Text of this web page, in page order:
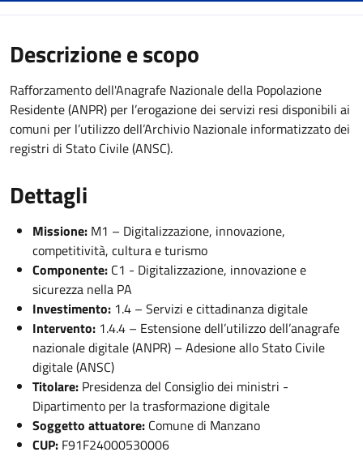
Descrizione e scopo
Rafforzamento dell'Anagrafe Nazionale della Popolazione
Residente (ANPR) per l’erogazione dei servizi resi disponibili ai
comuni per l’utilizzo dell’Archivio Nazionale informatizzato dei
registri di Stato Civile (ANSC).
Dettagli
Missione: M1 – Digitalizzazione, innovazione,
competitività, cultura e turismo
Componente: C1 - Digitalizzazione, innovazione e
sicurezza nella PA
Investimento: 1.4 – Servizi e cittadinanza digitale
Intervento: 1.4.4 – Estensione dell’utilizzo dell’anagrafe
nazionale digitale (ANPR) – Adesione allo Stato Civile
digitale (ANSC)
Titolare: Presidenza del Consiglio dei ministri -
Dipartimento per la trasformazione digitale
Soggetto attuatore: Comune di Manzano
CUP: F91F24000530006